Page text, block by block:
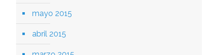
mayo 2015
abril 2015